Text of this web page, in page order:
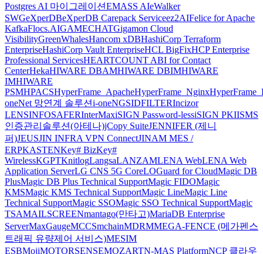
Postgres AI 마이그레이션EMASS AIeWalker
SWGeXperDBeXperDB Carepack Serviceez2AIFelice for Apache
KafkaFlocs.AIGAMECHATGigamon Cloud
VisibilityGreenWhalesHancom xDBHashiCorp Terraform
EnterpriseHashiCorp Vault EnterpriseHCL BigFixHCP Enterprise
Professional ServicesHEARTCOUNT ABI for Contact
CenterHekaHIWARE DBAMHIWARE DBIMHIWARE
IMHIWARE
PSMHPACSHyperFrame_ApacheHyperFrame_Nginx
oneNet 망연계 솔루션i-oneNGSIDFILTERIncizor
LENSINFOSAFERInterMaxiSIGN Password-lessiSIGN PKIISMS
인증관리솔루션(아테나)jCopy SuiteJENNIFER (제니
퍼)JEUSJIN INFRA VPN ConnectJINAM MES /
ERPKASTENKey# BizKey#
WirelessKGPTKnitlogLangsaLANZAMLENA WebLENA Web
Application ServerLG CNS 5G CoreLOGuard for CloudMagic DB
PlusMagic DB Plus Technical SupportMagic FIDOMagic
KMSMagic KMS Technical SupportMagic LineMagic Line
Technical SupportMagic SSOMagic SSO Technical SupportMagic
TSAMAILSCREENmantago(만타고)MariaDB Enterprise
ServerMaxGaugeMCCSmchainMDRMMEGA-FENCE (메가펜스
트래픽 유량제어 서비스)MESIM
ESBMojiMOTORSENSEMOZARTN-MAS PlatformNCP 클라우